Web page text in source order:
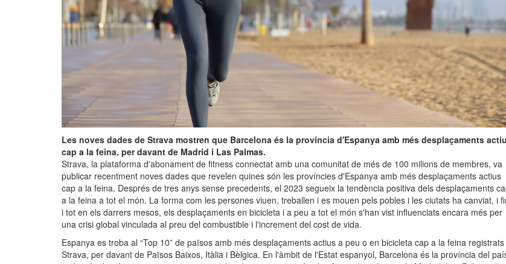
Les noves dades de Strava mostren que Barcelona és la província d'Espanya amb més desplaçaments
cap a la feina, per davant de Madrid i Las Palmas.
Strava, la plataforma d'abonament de fitness connectat amb una comunitat de més de 100 milions de membres, va
publicar recentment noves dades que revelen quines són les províncies d'Espanya amb més desplaçaments actius
cap a la feina. Després de tres anys sense precedents, el 2023 segueix la tendència positiva dels desplaçaments
a la feina a tot el món. La forma com les persones viuen, treballen i es mouen pels pobles i les ciutats ha canviat, i
i tot en els darrers mesos, els desplaçaments en bicicleta i a peu a tot el món s'han vist influenciats encara més per
una crisi global vinculada al preu del combustible i l'increment del cost de vida.
Espanya es troba al “Top 10” de països amb més desplaçaments actius a peu o en bicicleta cap a la feina
Strava, per davant de Països Baixos, Itàlia i Bèlgica. En l'àmbit de l'Estat espanyol, Barcelona és la província del